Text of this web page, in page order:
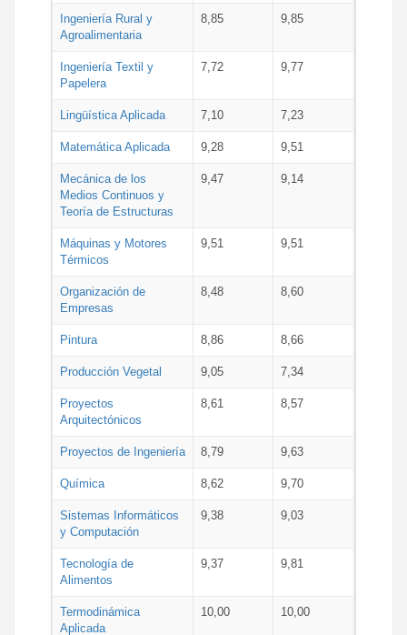
Ingeniería Rural y
Agroalimentaria
8,85 9,85
Ingeniería Textil y
Papelera
7,72 9,77
Lingüística Aplicada 7,10 7,23
Matemática Aplicada 9,28 9,51
Mecánica de los
Medios Continuos y
Teoría de Estructuras
9,47 9,14
Máquinas y Motores
Térmicos
9,51 9,51
Organización de
Empresas
8,48 8,60
Pintura 8,86 8,66
Producción Vegetal 9,05 7,34
Proyectos
Arquitectónicos
8,61 8,57
Proyectos de Ingeniería 8,79 9,63
Química 8,62 9,70
Sistemas Informáticos
y Computación
9,38 9,03
Tecnología de
Alimentos
9,37 9,81
Termodinámica
Aplicada
10,00 10,00